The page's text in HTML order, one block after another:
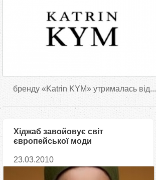
бренду «Katrin KYM» утрималась від...
Хіджаб завойовує світ
європейської моди
23.03.2010